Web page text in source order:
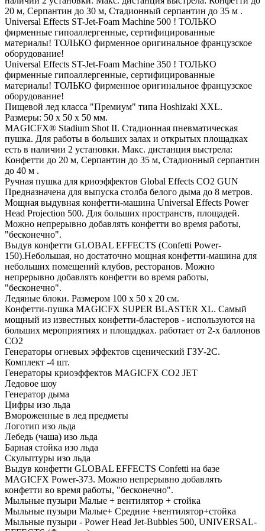
20 м, Серпантин до 30 м, Стадионный серпантин до 35 м .
Universal Effects ST-Jet-Foam Machine 500 ! ТОЛЬКО
фирменные гипоаллергенные, сертифицированные
материалы! ТОЛЬКО фирменное оригинальное французское
оборудование!
Universal Effects ST-Jet-Foam Machine 350 ! ТОЛЬКО
фирменные гипоаллергенные, сертифицированные
материалы! ТОЛЬКО фирменное оригинальное французское
оборудование!
Пищевой лед класса "Премиум" типа Hoshizaki XXL.
Размеры: 50 х 50 х 50 мм.
MAGICFX® Stadium Shot II. Стадионная пневматическая
пушка. Для работы в больших залах и открытых площадках
есть в наличии 2 установки. Макс. дистанция выстрела:
Конфетти до 20 м, Серпантин до 35 м, Стадионный серпантин
до 40 м .
Ручная пушка для криоэффектов Global Effects CO2 GUN
Предназначена для выпуска столба белого дыма до 8 метров.
Мощная выдувная конфетти-машина Universal Effects Power
Head Projection 500. Для больших пространств, площадей.
Можно непрерывно добавлять конфетти во время работы,
"бесконечно".
Выдув конфетти GLOBAL EFFECTS (Confetti Power-
150).Небольшая, но достаточно мощная конфетти-машина для
небольших помещений клубов, ресторанов. Можно
непрерывно добавлять конфетти во время работы,
"бесконечно".
Ледяные блоки. Размером 100 х 50 х 20 см.
Конфетти-пушка MAGICFX SUPER BLASTER XL. Самый
мощный из известных конфетти-бластеров - используются на
больших мероприятиях и площадках. работает от 2-х баллонов
СО2
Генераторы огневых эффектов сценический ГЗУ-2С.
Комплект -4 шт.
Генераторы криоэффектов MAGICFX CO2 JET
Ледовое шоу
Генератор дыма
Цифры изо льда
Вмороженные в лед предметы
Логотип изо льда
Лебедь (чаша) изо льда
Барная стойка изо льда
Скульптуры изо льда
Выдув конфетти GLOBAL EFFECTS Confetti на базе
MAGICFX Power-373. Можно непрерывно добавлять
конфетти во время работы, "бесконечно".
Мыльные пузыри Малые + вентилятор + стойка
Мыльные пузыри Малые+ Средние +вентилятор+стойка
Мыльные пузыри - Power Head Jet-Bubbles 500, UNIVERSAL-